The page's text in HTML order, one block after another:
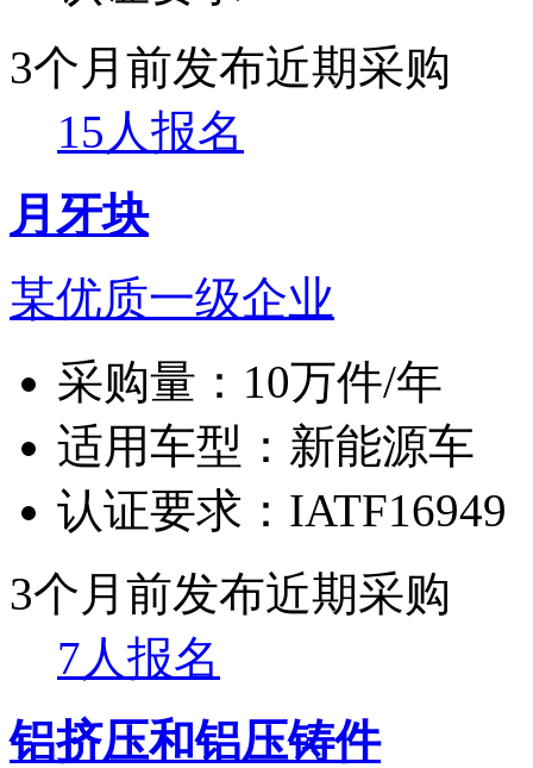
3个月前发布近期采购
15人报名
月牙块
某优质一级企业
采购量： 10万件/年
适用车型： 新能源车
认证要求： IATF16949
3个月前发布近期采购
7人报名
铝挤压和铝压铸件